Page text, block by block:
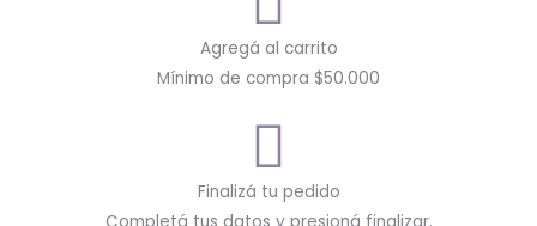
Agregá al carrito
Mínimo de compra $50.000
Finalizá tu pedido